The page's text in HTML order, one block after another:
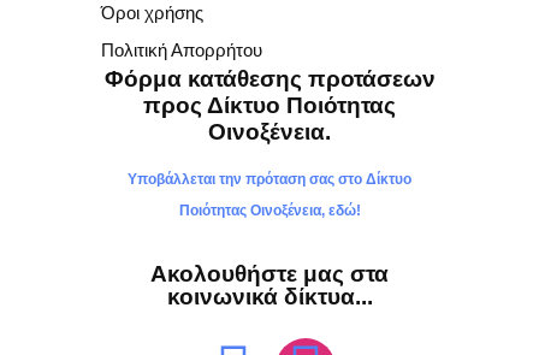
Όροι χρήσης
Πολιτική Απορρήτου
Φόρμα κατάθεσης προτάσεων
προς Δίκτυο Ποιότητας
Οινοξένεια.
Υποβάλλεται την πρόταση σας στο Δίκτυο
Ποιότητας Οινοξένεια, εδώ!
Ακολουθήστε μας στα
κοινωνικά δίκτυα...